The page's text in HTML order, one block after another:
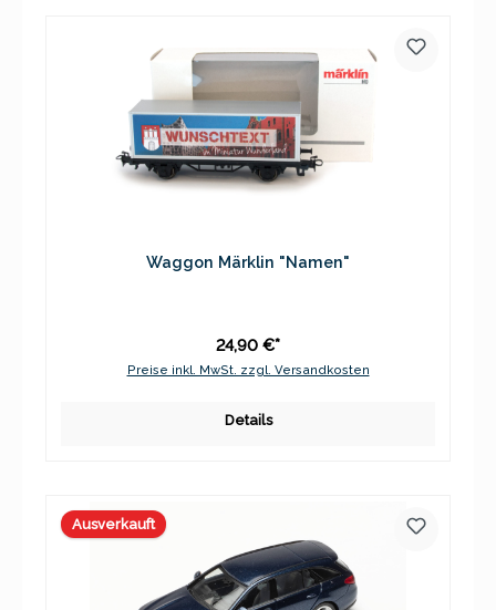
Waggon Märklin "Namen"
24,90 €*
Preise inkl. MwSt. zzgl. Versandkosten
Details
Ausverkauft